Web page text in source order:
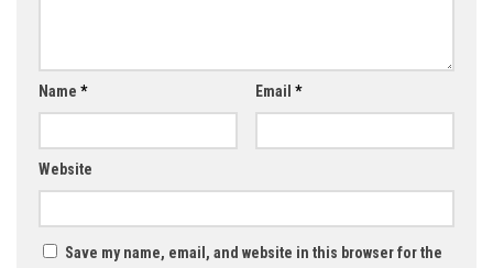
Name * Email *
Website
Save my name, email, and website in this browser for the